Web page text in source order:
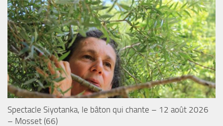
Spectacle Siyotanka, le bâton qui chante – 12 août 2026
– Mosset (66)